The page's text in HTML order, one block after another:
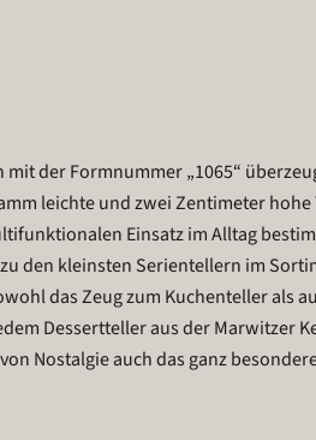
der Formnummer „1065“
leichte und zwei Zentimeter
Einsatz im Alltag
den kleinsten Serientellern im
das Zeug zum Kuchenteller als
Dessertteller aus der Marwitzer
Nostalgie auch das ganz